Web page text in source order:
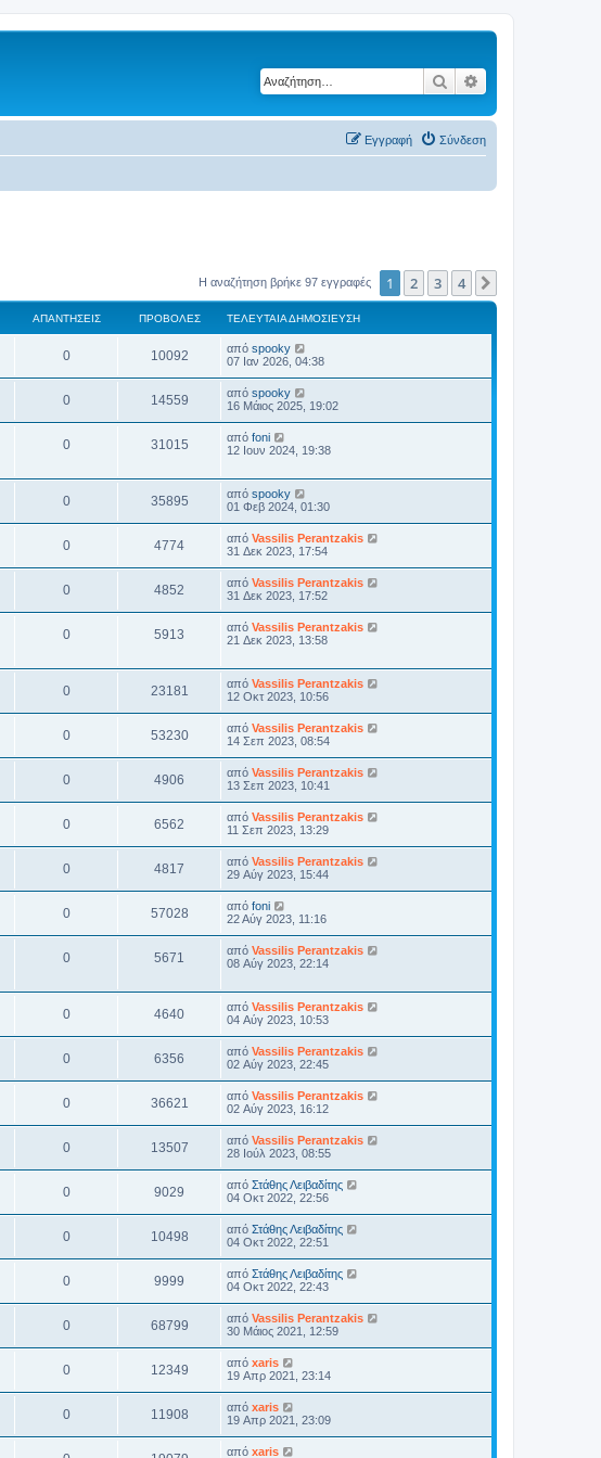
Αναζήτηση
Σύνδεση
Εγγραφή
Η αναζήτηση βρήκε 97 εγγραφές 1 2 3 4
ΑΠΑΝΤΉΣΕΙΣ ΠΡΟΒΟΛΈΣ ΤΕΛΕΥΤΑΊΑ ΔΗΜΟΣΊΕΥΣΗ
0 10092 από spooky
07 Ιαν 2026, 04:38
0 14559 από spooky
16 Μάιος 2025, 19:02
0 31015 από foni
12 Ιουν 2024, 19:38
0 35895 από spooky
01 Φεβ 2024, 01:30
0 4774 από Vassilis Perantzakis
31 Δεκ 2023, 17:54
0 4852 από Vassilis Perantzakis
31 Δεκ 2023, 17:52
0 5913 από Vassilis Perantzakis
21 Δεκ 2023, 13:58
0 23181 από Vassilis Perantzakis
12 Οκτ 2023, 10:56
0 53230 από Vassilis Perantzakis
14 Σεπ 2023, 08:54
0 4906 από Vassilis Perantzakis
13 Σεπ 2023, 10:41
0 6562 από Vassilis Perantzakis
11 Σεπ 2023, 13:29
0 4817 από Vassilis Perantzakis
29 Αύγ 2023, 15:44
0 57028 από foni
22 Αύγ 2023, 11:16
0 5671 από Vassilis Perantzakis
08 Αύγ 2023, 22:14
0 4640 από Vassilis Perantzakis
04 Αύγ 2023, 10:53
0 6356 από Vassilis Perantzakis
02 Αύγ 2023, 22:45
0 36621 από Vassilis Perantzakis
02 Αύγ 2023, 16:12
0 13507 από Vassilis Perantzakis
28 Ιούλ 2023, 08:55
0 9029 από Στάθης Λειβαδίτης
04 Οκτ 2022, 22:56
0 10498 από Στάθης Λειβαδίτης
04 Οκτ 2022, 22:51
0 9999 από Στάθης Λειβαδίτης
04 Οκτ 2022, 22:43
0 68799 από Vassilis Perantzakis
30 Μάιος 2021, 12:59
0 12349 από xaris
19 Απρ 2021, 23:14
0 11908 από xaris
19 Απρ 2021, 23:09
από xaris